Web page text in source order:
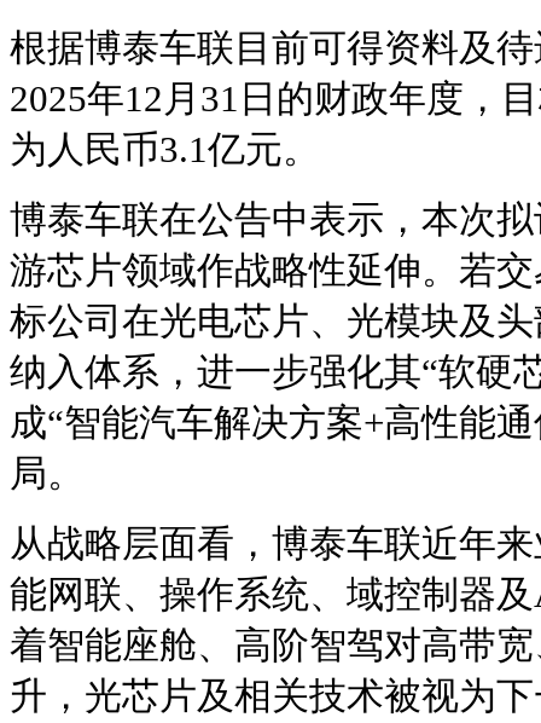
根据博泰车联目前可得资料及
2025年12月31日的财政年度，
为人民币3.1亿元。
博泰车联在公告中表示，本次
游芯片领域作战略性延伸。若
标公司在光电芯片、光模块及
纳入体系，进一步强化其“软硬
成“智能汽车解决方案+高性能
局。
从战略层面看，博泰车联近年
能网联、操作系统、域控制器
着智能座舱、高阶智驾对高带
升，光芯片及相关技术被视为